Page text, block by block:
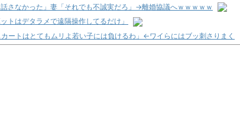
さなかった」妻「それでも不誠実だろ」→離婚協議へｗｗｗｗｗ
トはデタラメで遠隔操作してるだけ」
カートはとてもムリよ若い子には負けるわ」←ワイらにはブッ刺さりまく